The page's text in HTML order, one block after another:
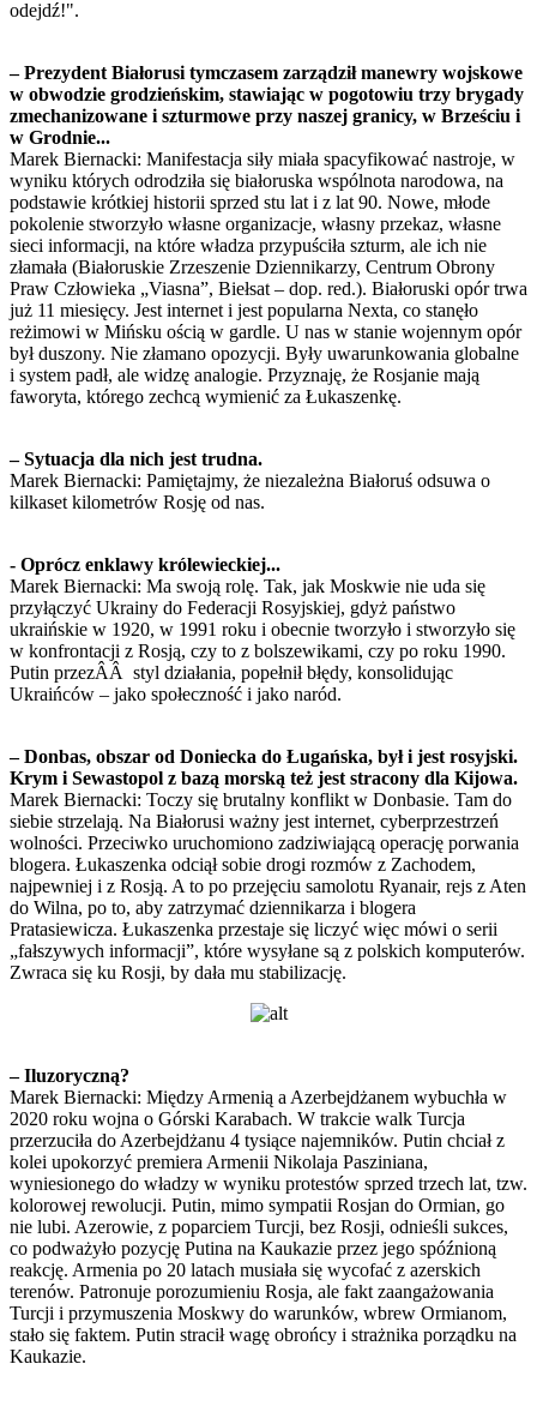
odejdź!".
– Prezydent Białorusi tymczasem zarządził manewry wojskowe
w obwodzie grodzieńskim, stawiając w pogotowiu trzy brygady
zmechanizowane i szturmowe przy naszej granicy, w Brześciu i
w Grodnie...
Marek Biernacki: Manifestacja siły miała spacyfikować nastroje, w
wyniku których odrodziła się białoruska wspólnota narodowa, na
podstawie krótkiej historii sprzed stu lat i z lat 90. Nowe, młode
pokolenie stworzyło własne organizacje, własny przekaz, własne
sieci informacji, na które władza przypuściła szturm, ale ich nie
złamała (Białoruskie Zrzeszenie Dziennikarzy, Centrum Obrony
Praw Człowieka „Viasna”, Biełsat – dop. red.). Białoruski opór trwa
już 11 miesięcy. Jest internet i jest popularna Nexta, co stanęło
reżimowi w Mińsku ością w gardle. U nas w stanie wojennym opór
był duszony. Nie złamano opozycji. Były uwarunkowania globalne
i system padł, ale widzę analogie. Przyznaję, że Rosjanie mają
faworyta, którego zechcą wymienić za Łukaszenkę.
– Sytuacja dla nich jest trudna.
Marek Biernacki: Pamiętajmy, że niezależna Białoruś odsuwa o
kilkaset kilometrów Rosję od nas.
- Oprócz enklawy królewieckiej...
Marek Biernacki: Ma swoją rolę. Tak, jak Moskwie nie uda się
przyłączyć Ukrainy do Federacji Rosyjskiej, gdyż państwo
ukraińskie w 1920, w 1991 roku i obecnie tworzyło i stworzyło się
w konfrontacji z Rosją, czy to z bolszewikami, czy po roku 1990.
Putin przezÂÂ styl działania, popełnił błędy, konsolidując
Ukraińców – jako społeczność i jako naród.
– Donbas, obszar od Doniecka do Ługańska, był i jest rosyjski.
Krym i Sewastopol z bazą morską też jest stracony dla Kijowa.
Marek Biernacki: Toczy się brutalny konflikt w Donbasie. Tam do
siebie strzelają. Na Białorusi ważny jest internet, cyberprzestrzeń
wolności. Przeciwko uruchomiono zadziwiającą operację porwania
blogera. Łukaszenka odciął sobie drogi rozmów z Zachodem,
najpewniej i z Rosją. A to po przejęciu samolotu Ryanair, rejs z Aten
do Wilna, po to, aby zatrzymać dziennikarza i blogera
Pratasiewicza. Łukaszenka przestaje się liczyć więc mówi o serii
„fałszywych informacji”, które wysyłane są z polskich komputerów.
Zwraca się ku Rosji, by dała mu stabilizację.
– Iluzoryczną?
Marek Biernacki: Między Armenią a Azerbejdżanem wybuchła w
2020 roku wojna o Górski Karabach. W trakcie walk Turcja
przerzuciła do Azerbejdżanu 4 tysiące najemników. Putin chciał z
kolei upokorzyć premiera Armenii Nikolaja Pasziniana,
wyniesionego do władzy w wyniku protestów sprzed trzech lat, tzw.
kolorowej rewolucji. Putin, mimo sympatii Rosjan do Ormian, go
nie lubi. Azerowie, z poparciem Turcji, bez Rosji, odnieśli sukces,
co podważyło pozycję Putina na Kaukazie przez jego spóźnioną
reakcję. Armenia po 20 latach musiała się wycofać z azerskich
terenów. Patronuje porozumieniu Rosja, ale fakt zaangażowania
Turcji i przymuszenia Moskwy do warunków, wbrew Ormianom,
stało się faktem. Putin stracił wagę obrońcy i strażnika porządku na
Kaukazie.